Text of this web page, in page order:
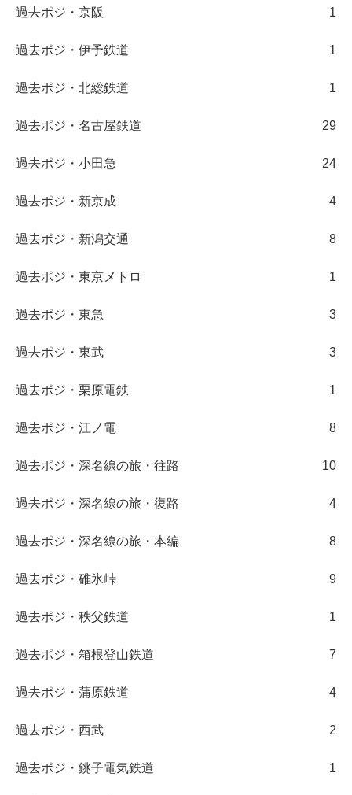
過去ポジ・京阪 1
過去ポジ・伊予鉄道 1
過去ポジ・北総鉄道 1
過去ポジ・名古屋鉄道 29
過去ポジ・小田急 24
過去ポジ・新京成 4
過去ポジ・新潟交通 8
過去ポジ・東京メトロ 1
過去ポジ・東急 3
過去ポジ・東武 3
過去ポジ・栗原電鉄 1
過去ポジ・江ノ電 8
過去ポジ・深名線の旅・往路 10
過去ポジ・深名線の旅・復路 4
過去ポジ・深名線の旅・本編 8
過去ポジ・碓氷峠 9
過去ポジ・秩父鉄道 1
過去ポジ・箱根登山鉄道 7
過去ポジ・蒲原鉄道 4
過去ポジ・西武 2
過去ポジ・銚子電気鉄道 1